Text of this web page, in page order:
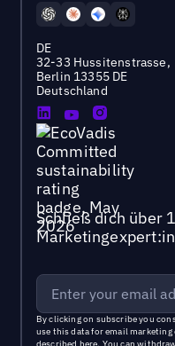
DE
32-33 Hussitenstrasse,
Berlin 13355 DE
Deutschland
Schließ dich über
By clicking on subscribe you
use this data for email